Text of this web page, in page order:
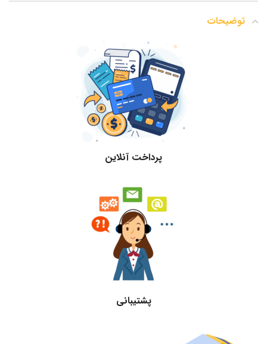
توضیحات
پرداخت آنلاین
پشتیبانی